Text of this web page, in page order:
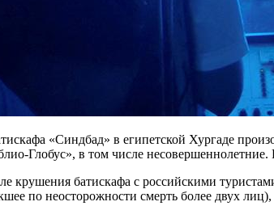
«Синдбад» в египетской Хургаде
Глобус», в том числе
крушения батискафа с российскими
по неосторожности смерть более двух